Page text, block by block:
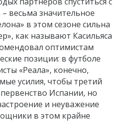
весьма значительное
в этом сезоне сильна
как называют Касильяса
оптимистам
позиции: в футболе
«Реала», конечно,
усилия, чтобы третий
Испании, но
и неуважение
в этом крайне